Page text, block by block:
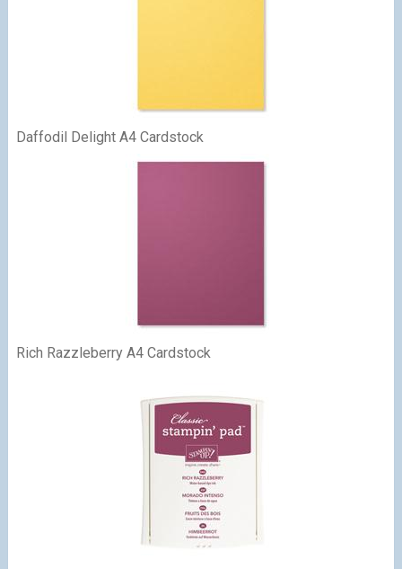
Daffodil Delight A4 Cardstock
Rich Razzleberry A4 Cardstock